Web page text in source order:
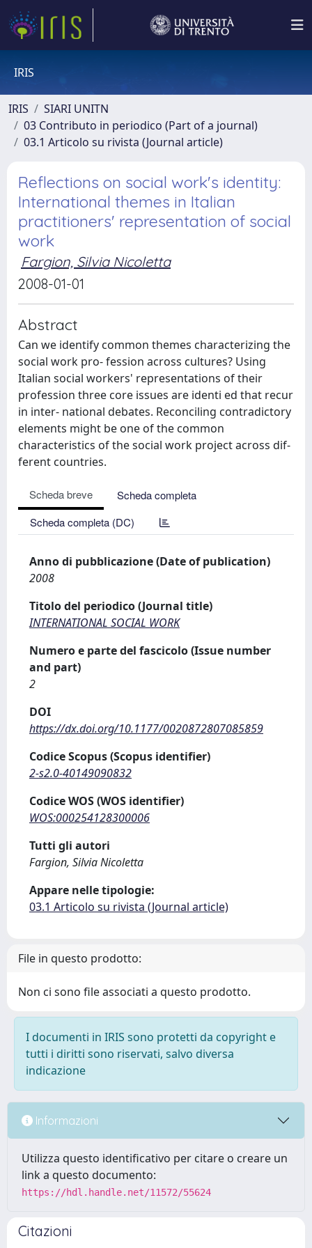
IRIS
IRIS
SIARI UNITN
03 Contributo in periodico (Part of a journal)
03.1 Articolo su rivista (Journal article)
Reflections on social work's identity:
International themes in Italian
practitioners' representation of social
work
Fargion, Silvia Nicoletta
2008-01-01
Abstract
Can we identify common themes characterizing the
social work pro- fession across cultures? Using
Italian social workers' representations of their
profession three core issues are identi ed that recur
in inter- national debates. Reconciling contradictory
elements might be one of the common
characteristics of the social work project across dif-
ferent countries.
Scheda breve
Scheda completa
Scheda completa (DC)
Anno di pubblicazione (Date of publication)
2008
Titolo del periodico (Journal title)
INTERNATIONAL SOCIAL WORK
Numero e parte del fascicolo (Issue number
and part)
2
DOI
https://dx.doi.org/10.1177/0020872807085859
Codice Scopus (Scopus identifier)
2-s2.0-40149090832
Codice WOS (WOS identifier)
WOS:000254128300006
Tutti gli autori
Fargion, Silvia Nicoletta
Appare nelle tipologie:
03.1 Articolo su rivista (Journal article)
File in questo prodotto:
Non ci sono file associati a questo prodotto.
I documenti in IRIS sono protetti da copyright e
tutti i diritti sono riservati, salvo diversa
indicazione
Informazioni
Utilizza questo identificativo per citare o creare un
link a questo documento:
https://hdl.handle.net/11572/55624
Citazioni